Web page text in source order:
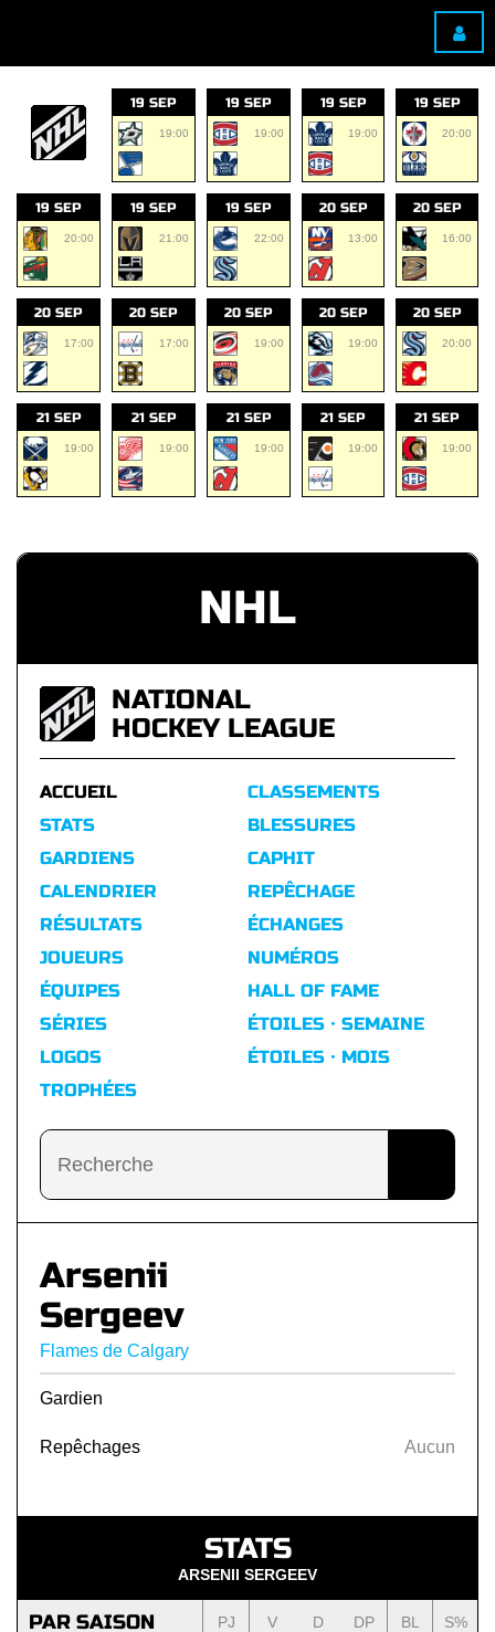
19 SEP
19:00
19 SEP
19:00
19 SEP
19:00
19 SEP
20:00
19 SEP
20:00
19 SEP
21:00
19 SEP
22:00
20 SEP
13:00
20 SEP
16:00
20 SEP
17:00
20 SEP
17:00
20 SEP
19:00
20 SEP
19:00
20 SEP
20:00
21 SEP
19:00
21 SEP
19:00
21 SEP
19:00
21 SEP
19:00
21 SEP
19:00
NHL
NATIONAL
HOCKEY LEAGUE
ACCUEIL
STATS
GARDIENS
CALENDRIER
RÉSULTATS
CLASSEMENTS
BLESSURES
CAPHIT
REPÊCHAGE
ÉCHANGES
JOUEURS
ÉQUIPES
SÉRIES
LOGOS
TROPHÉES
NUMÉROS
HALL OF FAME
ÉTOILES · SEMAINE
ÉTOILES · MOIS
Arsenii
Sergeev
Flames de Calgary
Gardien
Repêchages Aucun
STATS
ARSENII SERGEEV
PAR SAISON PJ V D DP BL S%